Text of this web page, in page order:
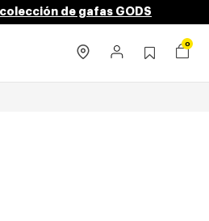
de gafas GODS
0